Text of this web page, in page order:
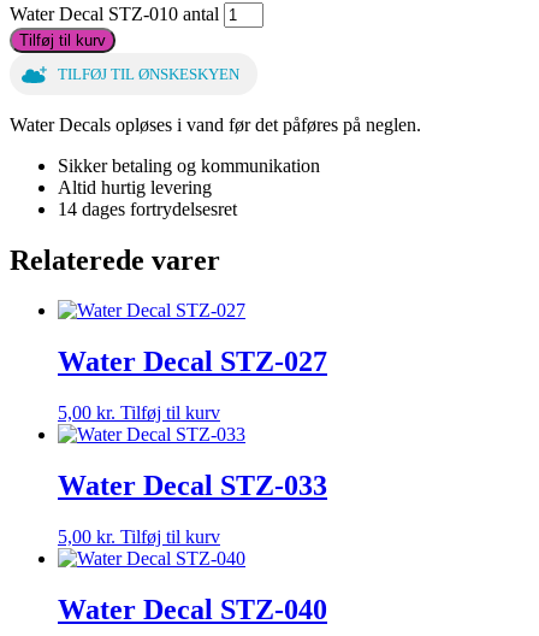
Water Decal STZ-010 antal
Tilføj til kurv
TILFØJ TIL ØNSKESKYEN
Water Decals opløses i vand før det påføres på neglen.
Sikker betaling og kommunikation
Altid hurtig levering
14 dages fortrydelsesret
Relaterede varer
Water Decal STZ-027
5,00 kr. Tilføj til kurv
Water Decal STZ-033
5,00 kr. Tilføj til kurv
Water Decal STZ-040